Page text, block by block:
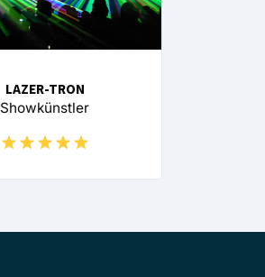
LAZER-TRON
Showkünstler